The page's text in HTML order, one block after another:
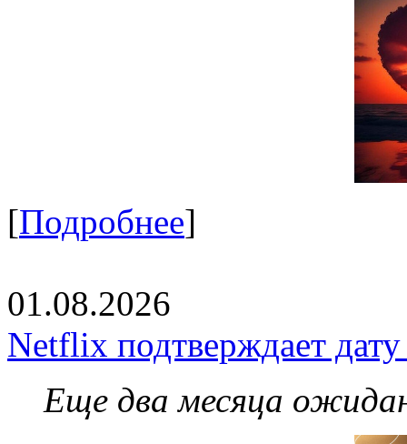
[Подробнее]
01.08.2026
Netflix подтверждает
Еще два месяца